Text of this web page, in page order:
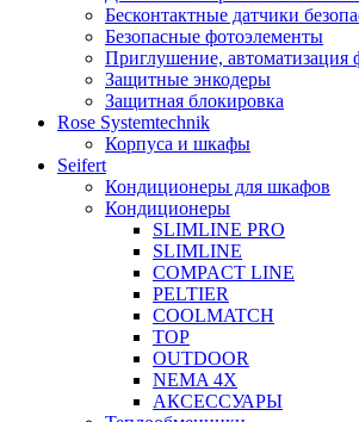
Бесконтактные датчики
Безопасные фотоэлементы
Приглушение, автоматизация
Защитные энкодеры
Защитная блокировка
Rose Systemtechnik
Корпуса и шкафы
Seifert
Кондиционеры для шкафов
Кондиционеры
SLIMLINE PRO
SLIMLINE
COMPACT LINE
PELTIER
COOLMATCH
TOP
OUTDOOR
NEMA 4X
АКСЕССУАРЫ